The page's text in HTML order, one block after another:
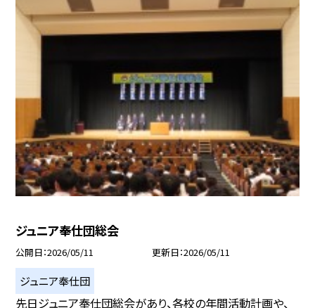
ジュニア奉仕団総会
公開日 2026/05/11 更新日 2026/05/11
ジュニア奉仕団
先日ジュニア奉仕団総会があり、各校の年間活動計画や、